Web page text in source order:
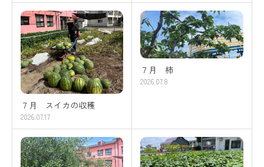
７月 スイカの収穫
2026.07.17
７月 柿
2026.07.8